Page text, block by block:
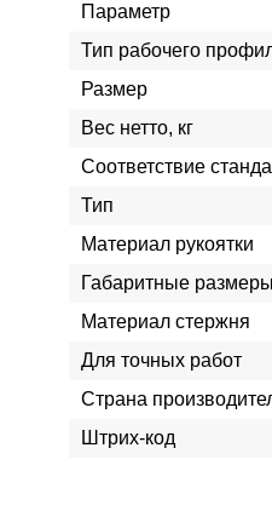
Параметр
Тип рабочего
Размер
Вес нетто, кг
Соответствие
Тип
Материал рукоятки
Габаритные
Материал стержня
Для точных работ
Страна
Штрих-код